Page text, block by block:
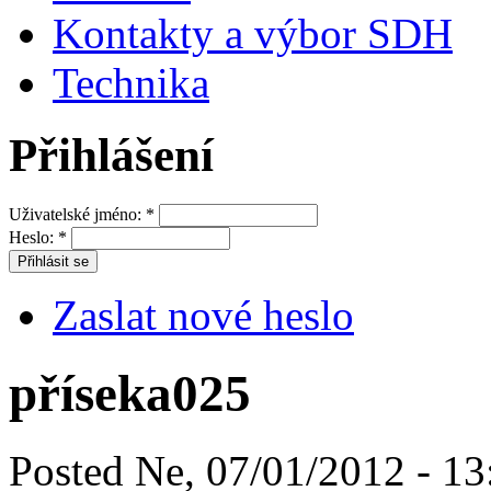
Kontakty a výbor SDH
Technika
Přihlášení
Uživatelské jméno: *
Heslo: *
Zaslat nové heslo
příseka025
Posted Ne, 07/01/2012 -